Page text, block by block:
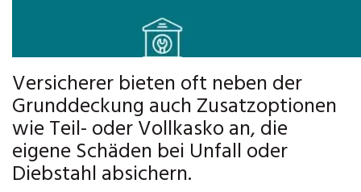
Versicherer bieten oft neben der
Grunddeckung auch Zusatzoptionen
wie Teil- oder Vollkasko an, die
eigene Schäden bei Unfall oder
Diebstahl absichern.